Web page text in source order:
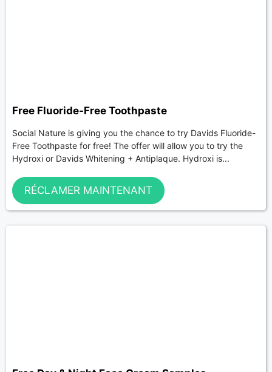
Free Fluoride-Free Toothpaste
Social Nature is giving you the chance to try Davids Fluoride-
Free Toothpaste for free! The offer will allow you to try the
Hydroxi or Davids Whitening + Antiplaque. Hydroxi is...
RÉCLAMER MAINTENANT